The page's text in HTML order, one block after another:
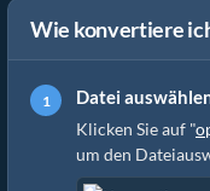
Wie konvertiere
Datei
Klicken Sie auf "
um den